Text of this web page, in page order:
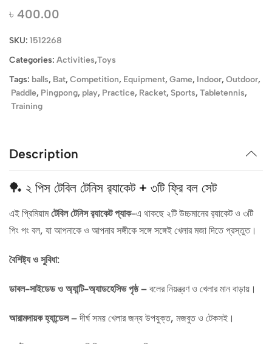
৳ 400.00
SKU: 1512268
Categories: Activities,Toys
Tags: balls, Bat, Competition, Equipment, Game, Indoor, Outdoor,
Paddle, Pingpong, play, Practice, Racket, Sports, Tabletennis,
Training
Description
🏓 ২ পিস টেবিল টেনিস র‍্যাকেট + ৩টি ফ্রি বল সেট
এই প্রিমিয়ামটেবিল টেনিস র‍্যাকেট প্যাক-এ থাকছে ২টি উচ্চমানের র‍্যাকেট ও ৩টি
পিং পং বল, যা আপনাকে ও আপনার সঙ্গীকে সঙ্গে সঙ্গেই খেলার মজা দিতে প্রস্তুত।
বৈশিষ্ট্য ও সুবিধা:
ডাবল-সাইডেড ও অ্যান্টি-অ্যাডহেসিভ পৃষ্ঠ– বলের নিয়ন্ত্রণ ও খেলার মান বাড়ায়।
আরামদায়ক হ্যান্ডেল– দীর্ঘ সময় খেলার জন্য উপযুক্ত, মজবুত ও টেকসই।